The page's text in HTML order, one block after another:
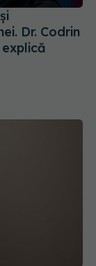
Dr. Codrin
explică